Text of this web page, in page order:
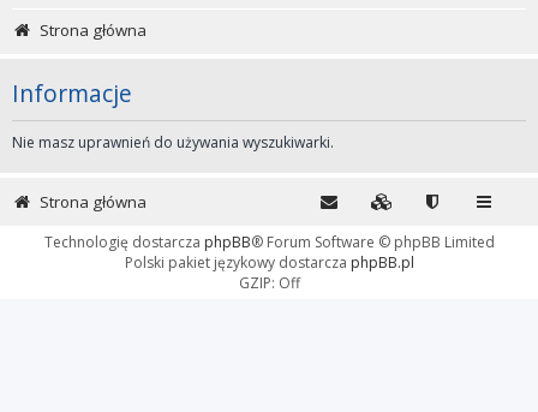
Strona główna
Informacje
Nie masz uprawnień do używania wyszukiwarki.
Strona główna
Technologię dostarcza phpBB® Forum Software © phpBB Limited
Polski pakiet językowy dostarcza phpBB.pl
GZIP: Off